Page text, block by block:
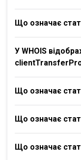
Що означає
У WHOIS
Що означає
Що означає
Що означає